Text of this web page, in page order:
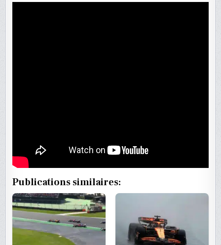
Publications similaires: